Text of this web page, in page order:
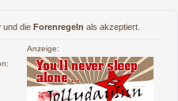
und die Forenregeln als akzeptiert.
Anzeige: